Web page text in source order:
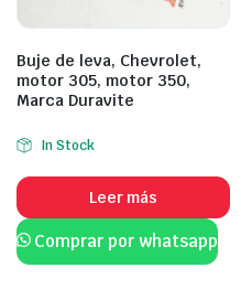
Buje de leva, Chevrolet,
motor 305, motor 350,
Marca Duravite
In Stock
Leer más
Comprar por whatsapp